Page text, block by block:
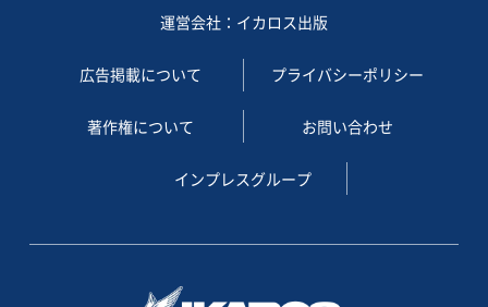
運営会社：イカロス出版
広告掲載について プライバシーポリシー
著作権について お問い合わせ
インプレスグループ